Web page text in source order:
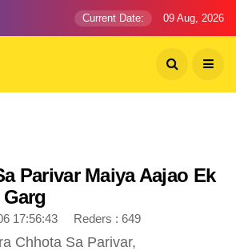
Current Date: 09 Aug, 2026
Parivar Maiya Aajao Ek
17:56:43 Reders : 649
Chhota Sa Parivar,